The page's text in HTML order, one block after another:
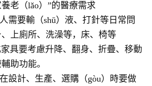
老（lǎo）”的醫療需求
需要輸（shū）液、打針等日常問
上廁所、洗澡等，床、椅等
家具要考慮升降、翻身、折疊、移動
助功能。
設計、生產、選購（gòu）時要做